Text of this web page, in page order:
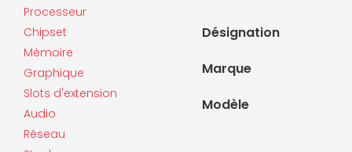
Processeur
Chipset
Mémoire
Graphique
Slots d'extension
Audio
Réseau
Désignation
Marque
Modèle